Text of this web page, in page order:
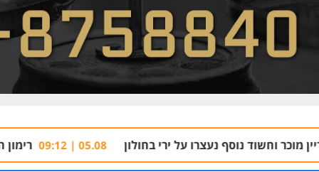
נעצרו על ירי בחולון 05.08 | 09:12 רימון התפוצץ בהרצליה